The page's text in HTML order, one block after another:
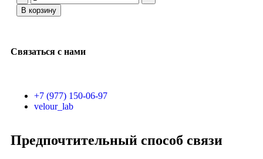
В корзину
Связаться с нами
+7 (977) 150-06-97
velour_lab
Предпочтительный способ связи